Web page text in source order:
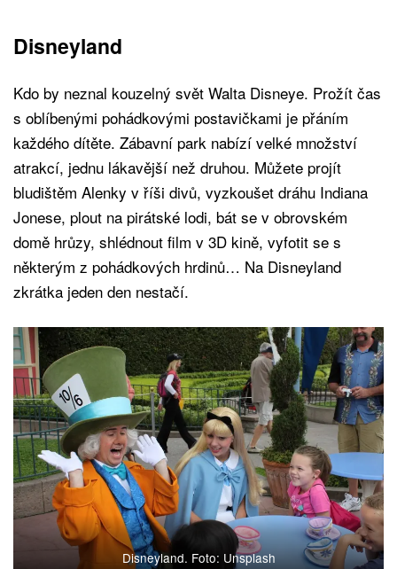
Disneyland
Kdo by neznal kouzelný svět Walta Disneye. Prožít čas
s oblíbenými pohádkovými postavičkami je přáním
každého dítěte. Zábavní park nabízí velké množství
atrakcí, jednu lákavější než druhou. Můžete projít
bludištěm Alenky v říši divů, vyzkoušet dráhu Indiana
Jonese, plout na pirátské lodi, bát se v obrovském
domě hrůzy, shlédnout film v 3D kině, vyfotit se s
některým z pohádkových hrdinů… Na Disneyland
zkrátka jeden den nestačí.
Disneyland. Foto: Unsplash